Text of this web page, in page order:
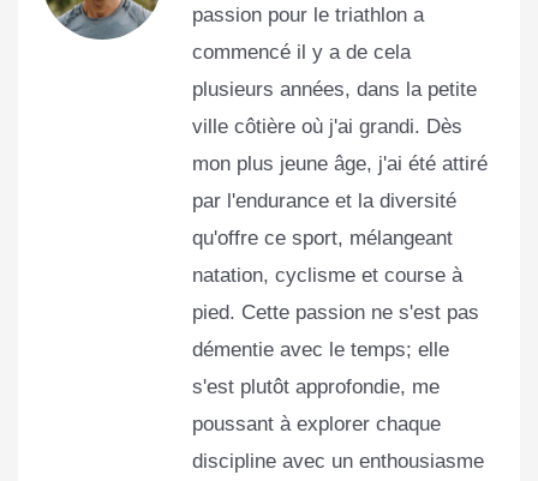
passion pour le triathlon a
commencé il y a de cela
plusieurs années, dans la petite
ville côtière où j'ai grandi. Dès
mon plus jeune âge, j'ai été attiré
par l'endurance et la diversité
qu'offre ce sport, mélangeant
natation, cyclisme et course à
pied. Cette passion ne s'est pas
démentie avec le temps; elle
s'est plutôt approfondie, me
poussant à explorer chaque
discipline avec un enthousiasme